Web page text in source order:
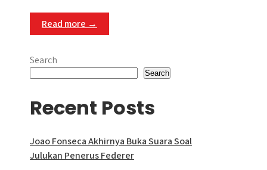
Read more →
Search
Search
Recent Posts
Joao Fonseca Akhirnya Buka Suara Soal
Julukan Penerus Federer